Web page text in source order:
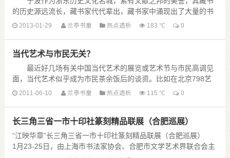
的历史源远流长，藏书家代代辈出，藏书家中涌现出了大量的书
法家，其中明清就有丰坊、黄宗羲、万斯同、全祖望等书法名
范永 ......
2013-01-29 兰亭书童 热点透析 183 ℃ 0
当代艺术与市民无关？
最近好几场有关中国当代艺术的展览或艺术节与市民高调见
面，当代艺术似乎成为市民茶余饭后的谈资。比如在北京798艺
术区举办的“第六届北京买得起艺术节”，参展作品均待出售，定
2011-06-10 兰亭书童 热点透析 115 ℃ 0
长三角三省一市十印社篆刻精品联展（合肥巡展）
“江映华章”长三角三省一市十印社篆刻精品联展（合肥巡展）
1月23-25日，由上海市书法家协会、合肥市文学艺术界联合会主